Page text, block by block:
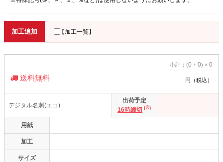
加工追加 【加工一覧】
デジタル名刺(エコ)
用紙
加工
サイズ
出荷予定
16時締切 (※)
小計：(0 + 0) × 0
送料無料 円（税込）